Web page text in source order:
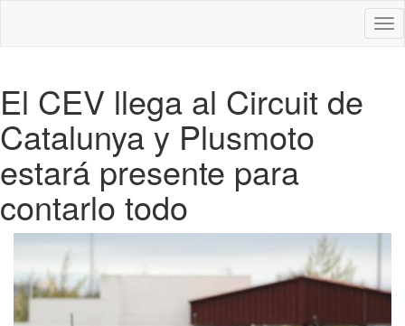
El CEV llega al Circuit de
Catalunya y Plusmoto
estará presente para
contarlo todo